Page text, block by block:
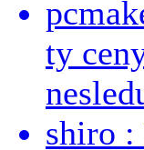
ty
shiro :